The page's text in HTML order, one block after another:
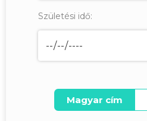
Születési idő:
Magyar cím